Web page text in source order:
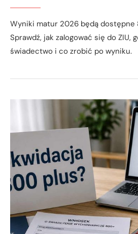
Wyniki matur 2026 będą dostępne
Sprawdź, jak zalogować się do ZIU,
świadectwo i co zrobić po wyniku.